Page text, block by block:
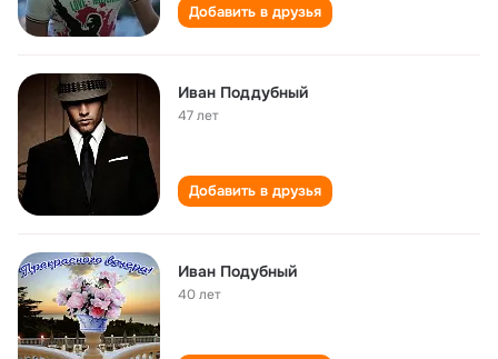
Добавить в друзья
Иван Поддубный
47 лет
Добавить в друзья
Иван Подубный
40 лет